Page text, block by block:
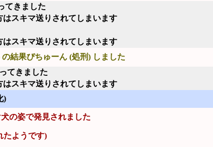
てきました
スキマ送りされてしまいます
スキマ送りされてしまいます
結果ぴちゅーん (処刑) しました
てきました
スキマ送りされてしまいます
)
の姿で発見されました
たようです)